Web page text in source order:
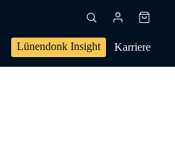
Lünendonk Insight Karriere